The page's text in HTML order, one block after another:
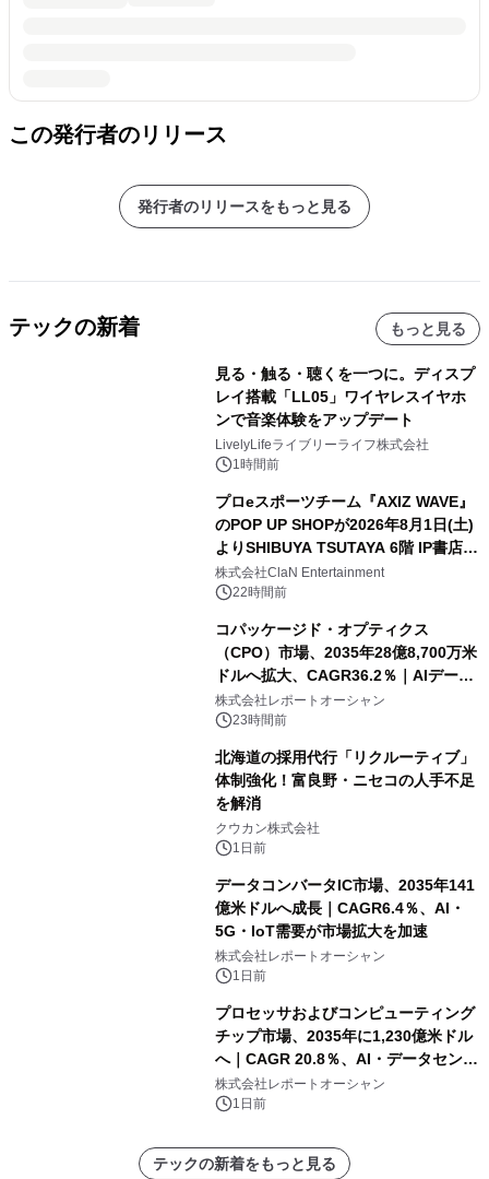
この発行者のリリース
発行者のリリースをもっと見る
テックの新着 もっと見る
見る・触る・聴くを一つに。ディスプ
レイ搭載「LL05」ワイヤレスイヤホ
ンで音楽体験をアップデート
LivelyLifeライブリーライフ株式会社
1時間前
プロeスポーツチーム『AXIZ WAVE』
のPOP UP SHOPが2026年8月1日(土)
よりSHIBUYA TSUTAYA 6階 IP書店で
開催決定！！
株式会社ClaN Entertainment
22時間前
コパッケージド・オプティクス
（CPO）市場、2035年28億8,700万米
ドルへ拡大、CAGR36.2％｜AIデータ
センター・高速光通信需要が成長を加
速
株式会社レポートオーシャン
23時間前
北海道の採用代行「リクルーティブ」
体制強化！富良野・ニセコの人手不足
を解消
クウカン株式会社
1日前
データコンバータIC市場、2035年141
億米ドルへ成長｜CAGR6.4％、AI・
5G・IoT需要が市場拡大を加速
株式会社レポートオーシャン
1日前
プロセッサおよびコンピューティング
チップ市場、2035年に1,230億米ドル
へ｜CAGR 20.8％、AI・データセンタ
ー需要が成長を牽引
株式会社レポートオーシャン
1日前
テックの新着をもっと見る